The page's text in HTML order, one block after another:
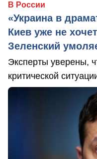
В России
«Украина в
Киев уже не
Зеленский
Эксперты уверены,
критической